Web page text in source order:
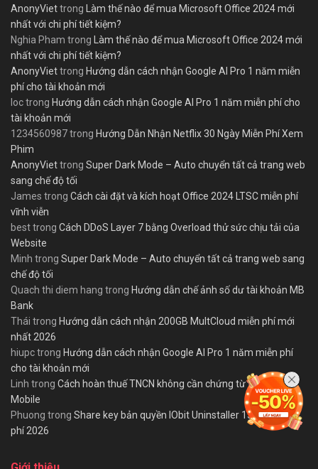
AnonyViettrong Làm thế nào để mua Microsoft Office 2024 mới
nhất với chi phí tiết kiệm?
Nghia Pham trong Làm thế nào để mua Microsoft Office 2024 mới
nhất với chi phí tiết kiệm?
AnonyViettrong Hướng dẫn cách nhận Google AI Pro 1 năm miễn
phí cho tài khoản mới
loctrong Hướng dẫn cách nhận Google AI Pro 1 năm miễn phí cho
tài khoản mới
1234560987trong Hướng Dẫn Nhận Netflix 30 Ngày Miễn Phí Xem
Phim
AnonyViettrong Super Dark Mode – Auto chuyển tất cả trang web
sang chế độ tối
James trong Cách cài đặt và kích hoạt Office 2024 LTSC miễn phí
vĩnh viễn
besttrong Cách DDoS Layer 7 bằng Overload thử sức chịu tải của
Website
Minh trong Super Dark Mode – Auto chuyển tất cả trang web sang
chế độ tối
Quach thi diem hang trong Hướng dẫn chế ảnh số dư tài khoản MB
Bank
Thái trong Hướng dẫn cách nhận 200GB MultCloud miễn phí mới
nhất 2026
hiupctrong Hướng dẫn cách nhận Google AI Pro 1 năm miễn phí
cho tài khoản mới
Linh trong Cách hoàn thuế TNCN không cần chứng từ trên eTax
Mobile
Phuong trong Share key bản quyền IObit Uninstaller 15 PRO miễn
phí 2026